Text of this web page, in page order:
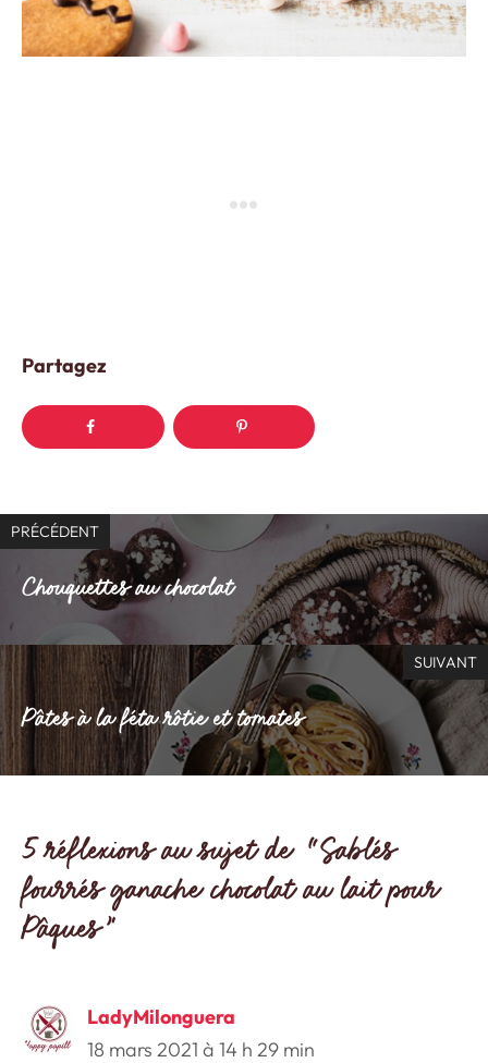
Partagez
PRÉCÉDENT
Chouquettes au chocolat
SUIVANT
Pâtes à la féta rôtie et tomates
5 réflexions au sujet de “Sablés
fourrés ganache chocolat au lait pour
Pâques”
LadyMilonguera
18 mars 2021 à 14 h 29 min